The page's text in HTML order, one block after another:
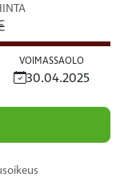
VOIMASSAOLO
30.04.2025